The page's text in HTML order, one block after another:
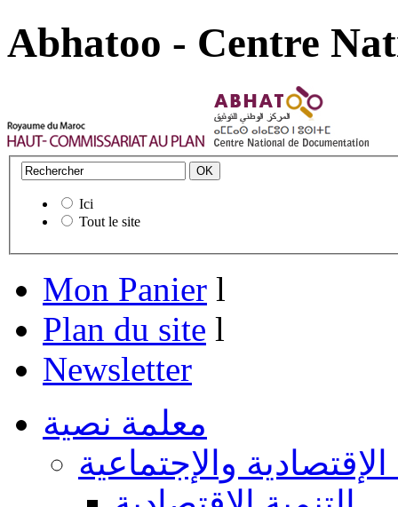
Abhatoo - Centre
Ici
Tout le site
Mon Panier l
Plan du site l
Newsletter
معلمة نصية
الإقتصادية والإجتماعية